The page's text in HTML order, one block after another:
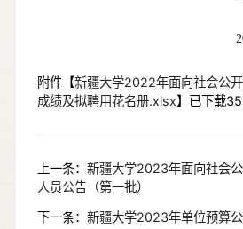
附件【新疆大学2022年面向社会公
成绩及拟聘用花名册.xlsx】已下载
上一条： 新疆大学2023年面向社会
人员公告（第一批）
下一条： 新疆大学2023年单位预算